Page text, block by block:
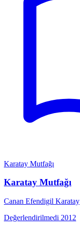
Karatay Mutfağı
Karatay Mutfağı
Canan Efendigil Karatay
Değerlendirilmedi 2012